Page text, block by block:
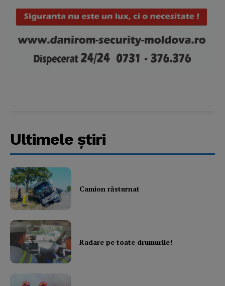
Ultimele ştiri
Camion răsturnat
Radare pe toate drumurile!